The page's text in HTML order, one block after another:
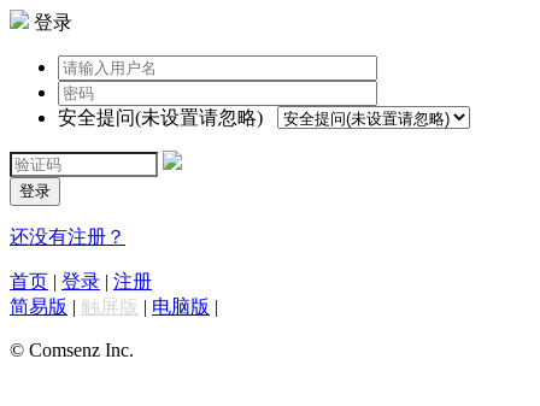
登录
安全提问(未设置请忽略)
登录
还没有注册？
首页 | 登录 | 注册
简易版 | 触屏版 | 电脑版 |
© Comsenz Inc.